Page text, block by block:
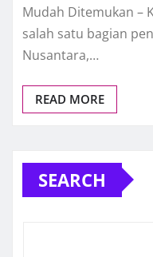
Mudah Ditemukan –
salah satu bagian
Nusantara,…
READ MORE
SEARCH